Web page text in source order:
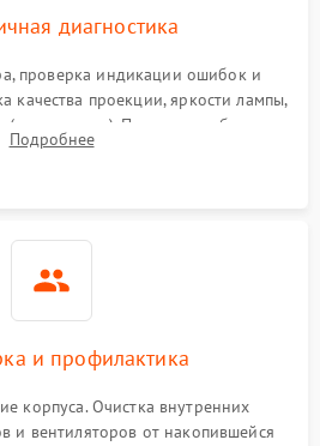
диагностика
проверка индикации ошибок и
качества проекции, яркости лампы,
(точки, пятна). Проверка работы
по уровню шума вентиляторов.
Подробнее
и профилактика
корпуса. Очистка внутренних
и вентиляторов от накопившейся